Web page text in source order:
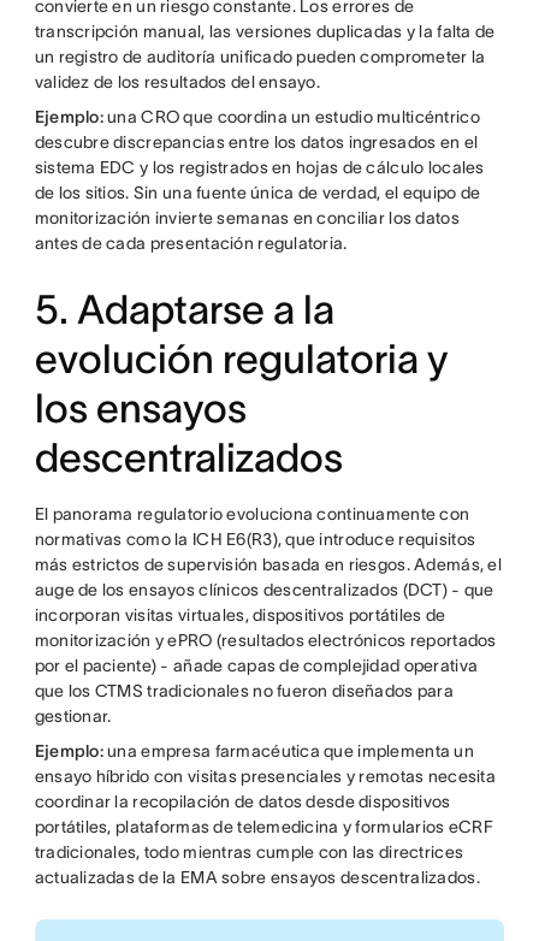
convierte en un riesgo constante. Los errores de
transcripción manual, las versiones duplicadas y la falta de
un registro de auditoría unificado pueden comprometer la
validez de los resultados del ensayo.
Ejemplo:una CRO que coordina un estudio multicéntrico
descubre discrepancias entre los datos ingresados en el
sistema EDC y los registrados en hojas de cálculo locales
de los sitios. Sin una fuente única de verdad, el equipo de
monitorización invierte semanas en conciliar los datos
antes de cada presentación regulatoria.
5. Adaptarse a la
evolución regulatoria y
los ensayos
descentralizados
El panorama regulatorio evoluciona continuamente con
normativas como la ICH E6(R3), que introduce requisitos
más estrictos de supervisión basada en riesgos. Además, el
auge de los ensayos clínicos descentralizados (DCT) - que
incorporan visitas virtuales, dispositivos portátiles de
monitorización y ePRO (resultados electrónicos reportados
por el paciente) - añade capas de complejidad operativa
que los CTMS tradicionales no fueron diseñados para
gestionar.
Ejemplo:una empresa farmacéutica que implementa un
ensayo híbrido con visitas presenciales y remotas necesita
coordinar la recopilación de datos desde dispositivos
portátiles, plataformas de telemedicina y formularios eCRF
tradicionales, todo mientras cumple con las directrices
actualizadas de la EMA sobre ensayos descentralizados.